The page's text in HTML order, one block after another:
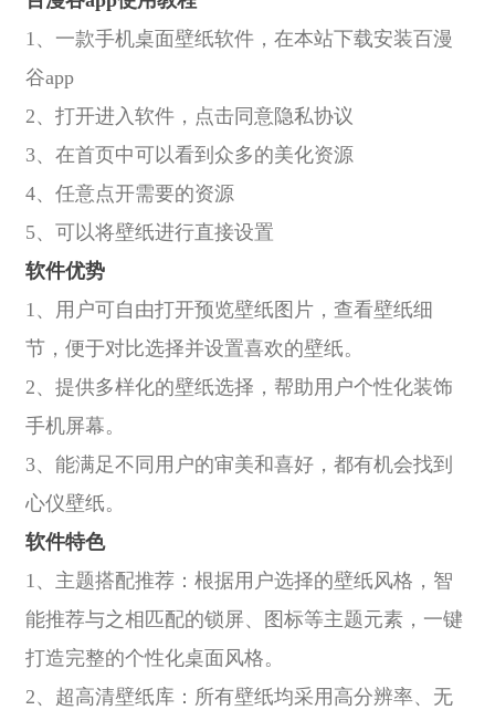
1、一款手机桌面壁纸软件，在本站下载安装百漫
谷app
2、打开进入软件，点击同意隐私协议
3、在首页中可以看到众多的美化资源
4、任意点开需要的资源
5、可以将壁纸进行直接设置
软件优势
1、用户可自由打开预览壁纸图片，查看壁纸细
节，便于对比选择并设置喜欢的壁纸。
2、提供多样化的壁纸选择，帮助用户个性化装饰
手机屏幕。
3、能满足不同用户的审美和喜好，都有机会找到
心仪壁纸。
软件特色
1、主题搭配推荐：根据用户选择的壁纸风格，智
能推荐与之相匹配的锁屏、图标等主题元素，一键
打造完整的个性化桌面风格。
2、超高清壁纸库：所有壁纸均采用高分辨率、无